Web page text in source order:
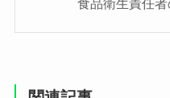
関連記事